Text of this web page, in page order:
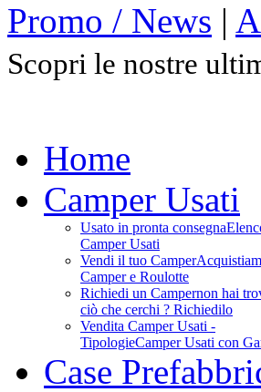
Promo / News |
Scopri le nostre
Home
Camper Usati
Usato in pronta consegna
Camper Usati
Vendi il tuo Camper
Camper e Roulotte
Richiedi un Campernon hai
ciò che cerchi ? Richiedilo
Vendita Camper Usati -
TipologieCamper Usati con
Case